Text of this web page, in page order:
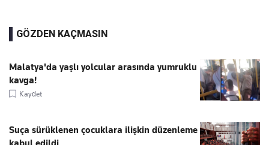
GÖZDEN KAÇMASIN
Malatya'da yaşlı yolcular arasında yumruklu
kavga!
Kaydet
Suça sürüklenen çocuklara ilişkin düzenleme